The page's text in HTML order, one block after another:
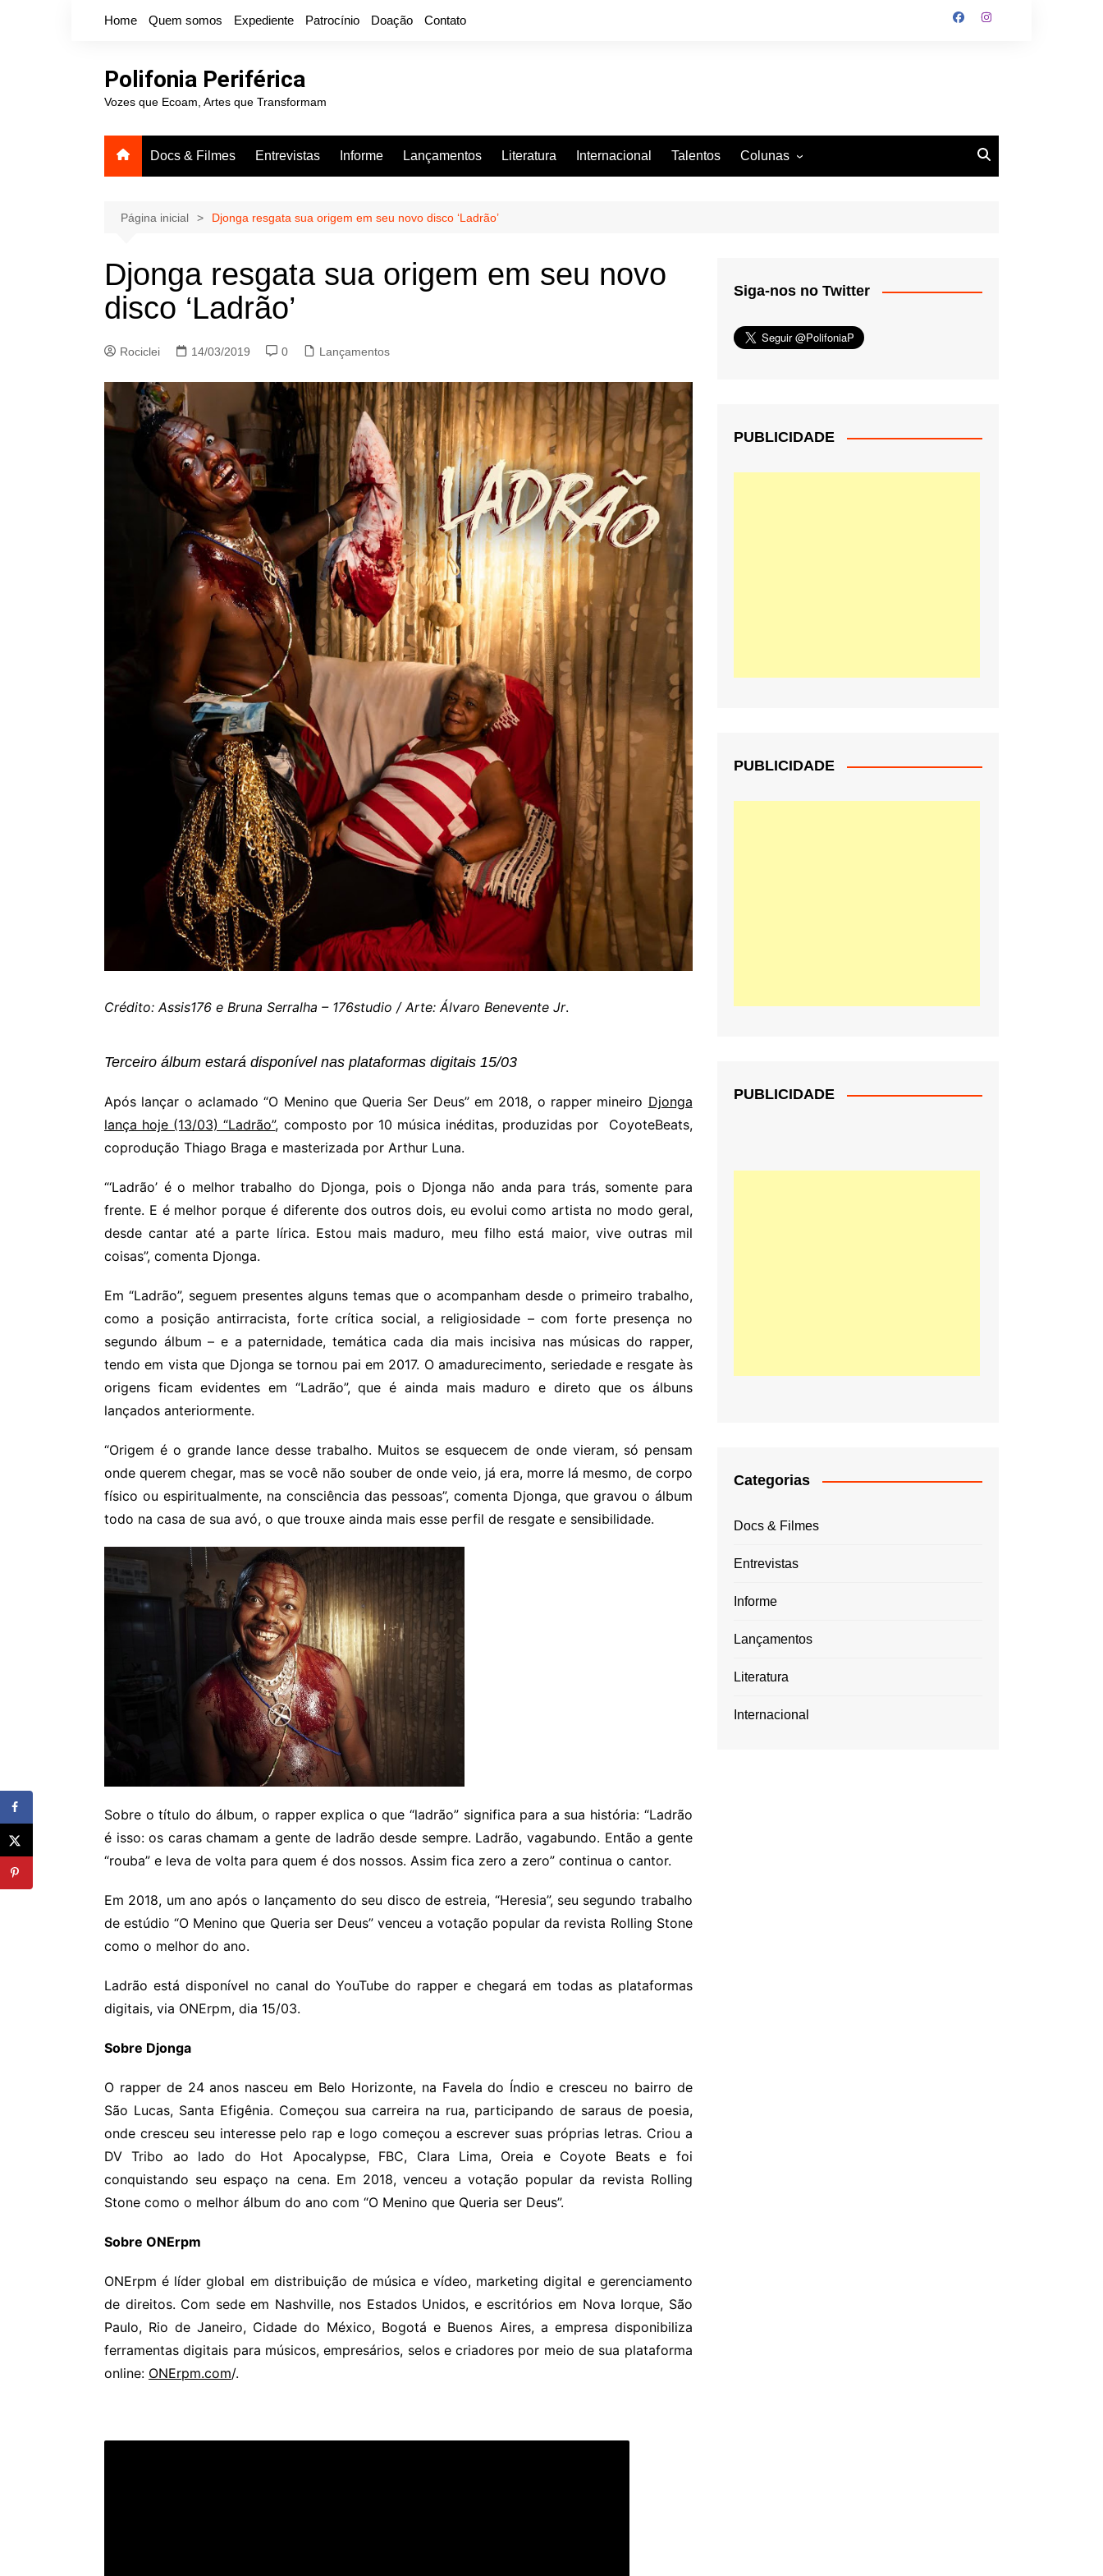
Home Quem somos Expediente Patrocínio Doação Contato
Polifonia Periférica
Vozes que Ecoam, Artes que Transformam
Docs & Filmes Entrevistas Informe Lançamentos Literatura Internacional Talentos Colunas
Página inicial Djonga resgata sua origem em seu novo disco ‘Ladrão’
Djonga resgata sua origem em seu novo
disco ‘Ladrão’
Rociclei 14/03/2019 0 Lançamentos
Crédito: Assis176 e Bruna Serralha – 176studio / Arte: Álvaro Benevente Jr.
Terceiro álbum estará disponível nas plataformas digitais 15/03
Após lançar o aclamado “O Menino que Queria Ser Deus” em 2018, o rapper mineiro Djonga
lança hoje (13/03) “Ladrão”, composto por 10 música inéditas, produzidas por CoyoteBeats,
coprodução Thiago Braga e masterizada por Arthur Luna.
“‘Ladrão’ é o melhor trabalho do Djonga, pois o Djonga não anda para trás, somente para
frente. E é melhor porque é diferente dos outros dois, eu evolui como artista no modo geral,
desde cantar até a parte lírica. Estou mais maduro, meu filho está maior, vive outras mil
coisas”, comenta Djonga.
Em “Ladrão”, seguem presentes alguns temas que o acompanham desde o primeiro trabalho,
como a posição antirracista, forte crítica social, a religiosidade – com forte presença no
segundo álbum – e a paternidade, temática cada dia mais incisiva nas músicas do rapper,
tendo em vista que Djonga se tornou pai em 2017. O amadurecimento, seriedade e resgate às
origens ficam evidentes em “Ladrão”, que é ainda mais maduro e direto que os álbuns
lançados anteriormente.
“Origem é o grande lance desse trabalho. Muitos se esquecem de onde vieram, só pensam
onde querem chegar, mas se você não souber de onde veio, já era, morre lá mesmo, de corpo
físico ou espiritualmente, na consciência das pessoas”, comenta Djonga, que gravou o álbum
todo na casa de sua avó, o que trouxe ainda mais esse perfil de resgate e sensibilidade.
Sobre o título do álbum, o rapper explica o que “ladrão” significa para a sua história: “Ladrão
é isso: os caras chamam a gente de ladrão desde sempre. Ladrão, vagabundo. Então a gente
“rouba” e leva de volta para quem é dos nossos. Assim fica zero a zero” continua o cantor.
Em 2018, um ano após o lançamento do seu disco de estreia, “Heresia”, seu segundo trabalho
de estúdio “O Menino que Queria ser Deus” venceu a votação popular da revista Rolling Stone
como o melhor do ano.
Ladrão está disponível no canal do YouTube do rapper e chegará em todas as plataformas
digitais, via ONErpm, dia 15/03.
Sobre Djonga
O rapper de 24 anos nasceu em Belo Horizonte, na Favela do Índio e cresceu no bairro de
São Lucas, Santa Efigênia. Começou sua carreira na rua, participando de saraus de poesia,
onde cresceu seu interesse pelo rap e logo começou a escrever suas próprias letras. Criou a
DV Tribo ao lado do Hot Apocalypse, FBC, Clara Lima, Oreia e Coyote Beats e foi
conquistando seu espaço na cena. Em 2018, venceu a votação popular da revista Rolling
Stone como o melhor álbum do ano com “O Menino que Queria ser Deus”.
Sobre ONErpm
ONErpm é líder global em distribuição de música e vídeo, marketing digital e gerenciamento
de direitos. Com sede em Nashville, nos Estados Unidos, e escritórios em Nova Iorque, São
Paulo, Rio de Janeiro, Cidade do México, Bogotá e Buenos Aires, a empresa disponibiliza
ferramentas digitais para músicos, empresários, selos e criadores por meio de sua plataforma
online: ONErpm.com/.
Siga-nos no Twitter
PUBLICIDADE
PUBLICIDADE
PUBLICIDADE
Categorias
Docs & Filmes
Entrevistas
Informe
Lançamentos
Literatura
Internacional